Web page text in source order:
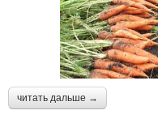
читать дальше →